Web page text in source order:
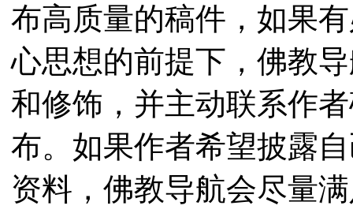
布高质量的稿件，如果
心思想的前提下，佛教
和修饰，并主动联系作
布。如果作者希望披露
资料，佛教导航会尽量